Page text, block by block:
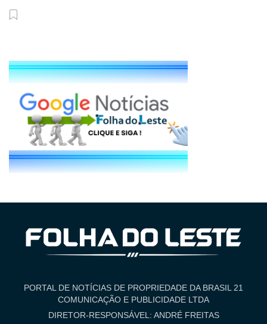
PORTAL DE NOTÍCIAS DE PROPRIEDADE DA BRASIL 21
COMUNICAÇÃO E PUBLICIDADE LTDA
DIRETOR-RESPONSÁVEL: ANDRÉ FREITAS